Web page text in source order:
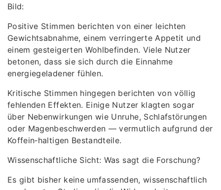
Bild:
Positive Stimmen berichten von einer leichten
Gewichtsabnahme, einem verringerte Appetit und
einem gesteigerten Wohlbefinden. Viele Nutzer
betonen, dass sie sich durch die Einnahme
energiegeladener fühlen.
Kritische Stimmen hingegen berichten von völlig
fehlenden Effekten. Einige Nutzer klagten sogar
über Nebenwirkungen wie Unruhe, Schlafstörungen
oder Magenbeschwerden — vermutlich aufgrund der
Koffein‑haltigen Bestandteile.
Wissenschaftliche Sicht: Was sagt die Forschung?
Es gibt bisher keine umfassenden, wissenschaftlich